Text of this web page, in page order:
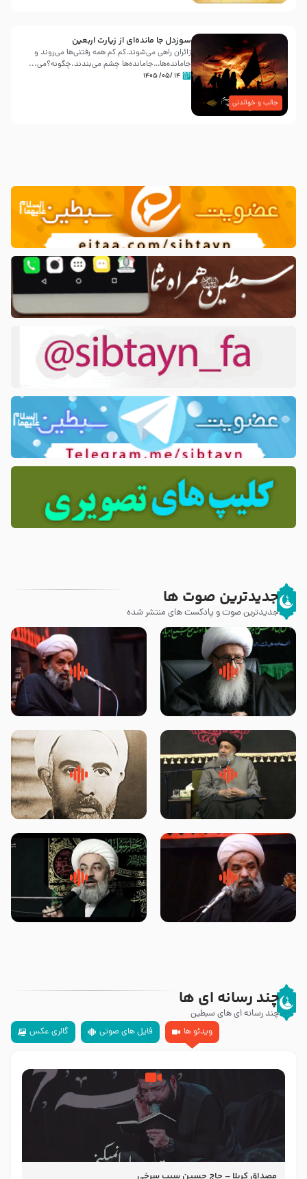
جالب و خواندنی
سوزدل جا مانده‌ای از زیارت اربعین
زائران راهی می‌شوند،کم‌ کم همه رفتنی‌ها می‌روند و
جامانده‌ها…جامانده‌ها چشم می‌بندند.چگونه؟می‌...
۱۴ /۰۵/ ۱۴۰۵
جدیدترین صوت ها
جدیدترین صوت و پادکست های منتشر شده
زوّار اربعین امام حسین (علیه
السلام) با این اشتیاق به زیارت
روضه جانسوز پاره های جگر امام
حسن مجتبی علیه السلام-حجت
لقب حضرت رقیه سلام الله علیها به
چه معناست – حجت الاسلام علوی
روضه‌ی مجلس یزید ملعون و
اسارت اهل‌بیت علیهم‌السلام –
محدث زاده
سلام جوانی که امام حسین علیه
السلام خودش جوابش را دادند
زیارتی که اسباب رزق زیاد و عمر
طولانی است حجت السلام حسین
چند رسانه ای ها
چند رسانه ای های سبطین
ویدئو ها
فایل های صوتی گالری عکس
مصداق کربلا – حاج حسین سیب سرخی